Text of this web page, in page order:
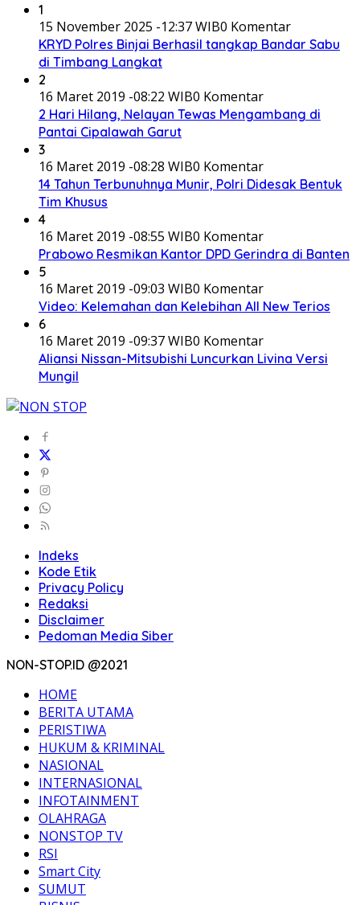
1
15 November 2025 -12:37 WIB0 Komentar
KRYD Polres Binjai Berhasil tangkap Bandar Sabu
di Timbang Langkat
2
16 Maret 2019 -08:22 WIB0 Komentar
2 Hari Hilang, Nelayan Tewas Mengambang di
Pantai Cipalawah Garut
3
16 Maret 2019 -08:28 WIB0 Komentar
14 Tahun Terbunuhnya Munir, Polri Didesak Bentuk
Tim Khusus
4
16 Maret 2019 -08:55 WIB0 Komentar
Prabowo Resmikan Kantor DPD Gerindra di Banten
5
16 Maret 2019 -09:03 WIB0 Komentar
Video: Kelemahan dan Kelebihan All New Terios
6
16 Maret 2019 -09:37 WIB0 Komentar
Aliansi Nissan-Mitsubishi Luncurkan Livina Versi
Mungil
Indeks
Kode Etik
Privacy Policy
Redaksi
Disclaimer
Pedoman Media Siber
NON-STOP.ID @2021
HOME
BERITA UTAMA
PERISTIWA
HUKUM & KRIMINAL
NASIONAL
INTERNASIONAL
INFOTAINMENT
OLAHRAGA
NONSTOP TV
RSI
Smart City
SUMUT